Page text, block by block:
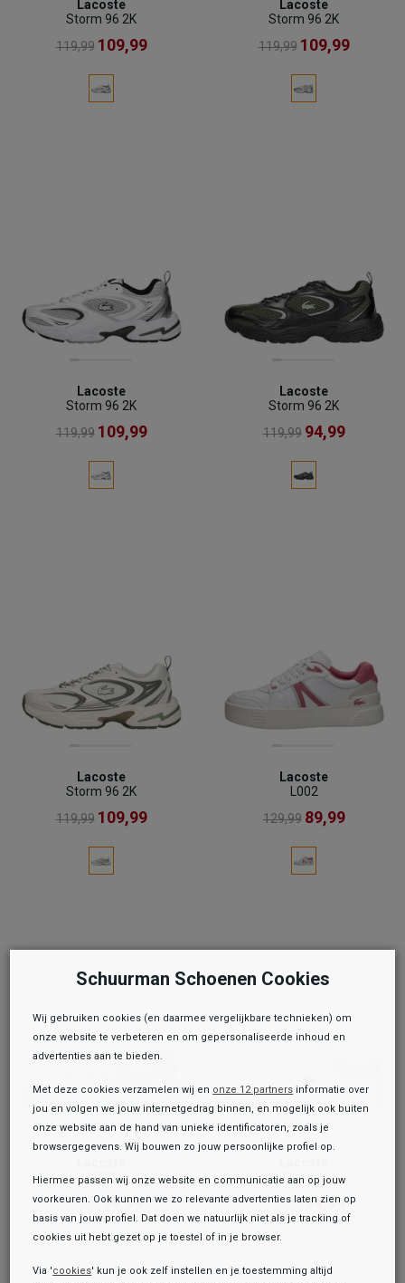
Lacoste
Storm 96 2K
119,99 109,99
Lacoste
Storm 96 2K
119,99 109,99
Lacoste
Storm 96 2K
119,99 109,99
Lacoste
Storm 96 2K
119,99 94,99
Lacoste
Storm 96 2K
119,99 109,99
Lacoste
L002
129,99 89,99
L002
119,9999,99
Lineset
109,99 94,99
Schuurman Schoenen Cookies
Wij gebruiken cookies (en daarmee vergelijkbare technieken) om
onze website te verbeteren en om gepersonaliseerde inhoud en
advertenties aan te bieden.
Met deze cookies verzamelen wij en onze 12 partners informatie over
jou en volgen we jouw internetgedrag binnen, en mogelijk ook buiten
onze website aan de hand van unieke identificatoren, zoals je
browsergegevens. Wij bouwen zo jouw persoonlijke profiel op.
Hiermee passen wij onze website en communicatie aan op jouw
voorkeuren. Ook kunnen we zo relevante advertenties laten zien op
basis van jouw profiel. Dat doen we natuurlijk niet als je tracking of
cookies uit hebt gezet op je toestel of in je browser.
Via 'cookies' kun je ook zelf instellen en je toestemming altijd